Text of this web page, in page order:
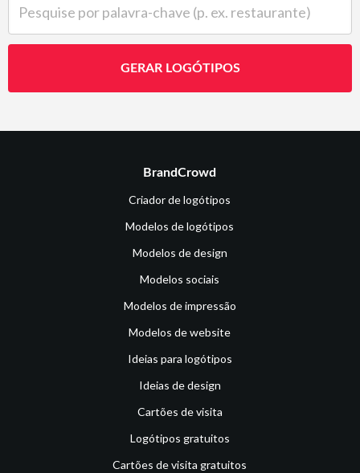
GERAR LOGÓTIPOS
BrandCrowd
Criador de logótipos
Modelos de logótipos
Modelos de design
Modelos sociais
Modelos de impressão
Modelos de website
Ideias para logótipos
Ideias de design
Cartões de visita
Logótipos gratuitos
Cartões de visita gratuitos